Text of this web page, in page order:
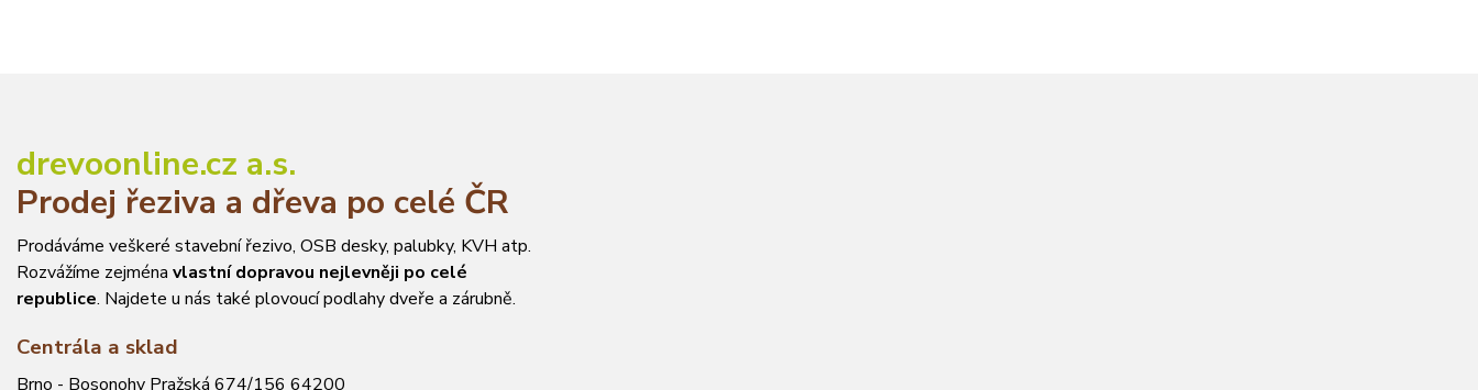
drevoonline.cz a.s.
Prodej řeziva a dřeva po celé ČR
Prodáváme veškeré stavební řezivo, OSB desky, palubky, KVH atp.
Rozvážíme zejména vlastní dopravou nejlevněji po celé
republice. Najdete u nás také plovoucí podlahy dveře a zárubně.
Centrála a sklad
Brno - Bosonohy Pražská 674/156 64200